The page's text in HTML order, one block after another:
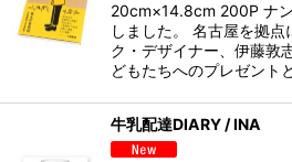
20cm×14.8cm 200P ナ
しました。 名古屋を拠
ク・デザイナー、伊藤敦
どもたちへのプレゼント
牛乳配達DIARY / INA